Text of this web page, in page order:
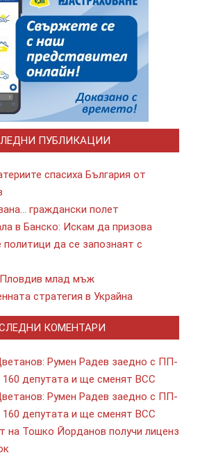
ПУБЛИКАЦИИ
спасиха България от
граждански полет
в Банско: Искам да призова
да се запознаят с
Пловдив млад мъж
стратегия в Украйна
КОМЕНТАРИ
Румен Радев заедно с ПП-
депутата и ще сменят ВСС
Румен Радев заедно с ПП-
депутата и ще сменят ВСС
на Тошко Йорданов получи лиценз